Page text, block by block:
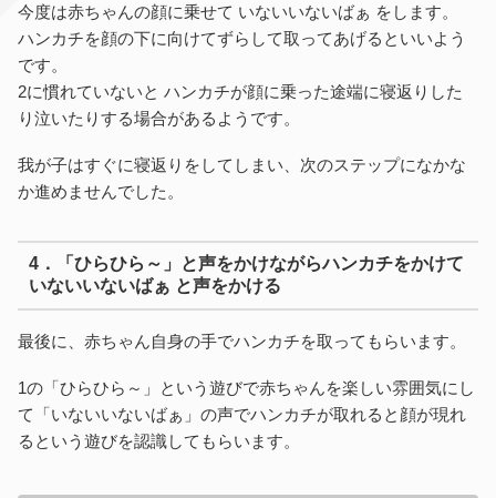
今度は赤ちゃんの顔に乗せて いないいないばぁ をします。
ハンカチを顔の下に向けてずらして取ってあげるといいよう
です。
2に慣れていないと ハンカチが顔に乗った途端に寝返りした
り泣いたりする場合があるようです。
我が子はすぐに寝返りをしてしまい、次のステップになかな
か進めませんでした。
4．「ひらひら～」と声をかけながらハンカチをかけて
いないいないばぁ と声をかける
最後に、赤ちゃん自身の手でハンカチを取ってもらいます。
1の「ひらひら～」という遊びで赤ちゃんを楽しい雰囲気にし
て「いないいないばぁ」の声でハンカチが取れると顔が現れ
るという遊びを認識してもらいます。